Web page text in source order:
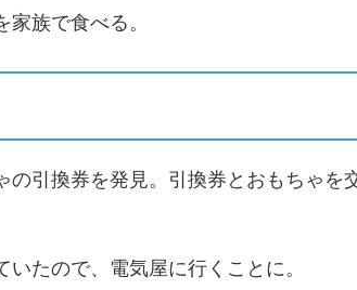
族で食べる。
の引換券を発見。引換券とおもちゃを
たので、電気屋に行くことに。